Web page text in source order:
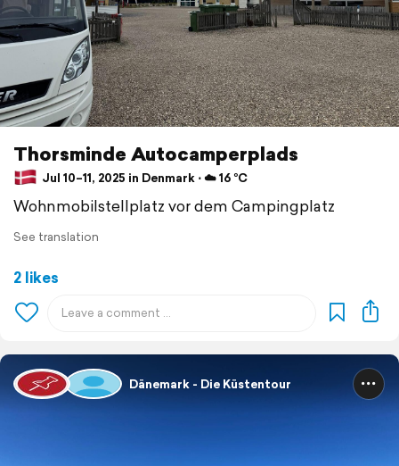
Thorsminde Autocamperplads
Jul 10–11, 2025 in Denmark ⋅ ☁️ 16 °C
Wohnmobilstellplatz vor dem Campingplatz
See translation
2 likes
Dänemark - Die Küstentour